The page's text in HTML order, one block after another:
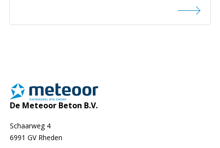
De Meteoor Beton B.V.
Schaarweg 4
6991 GV Rheden